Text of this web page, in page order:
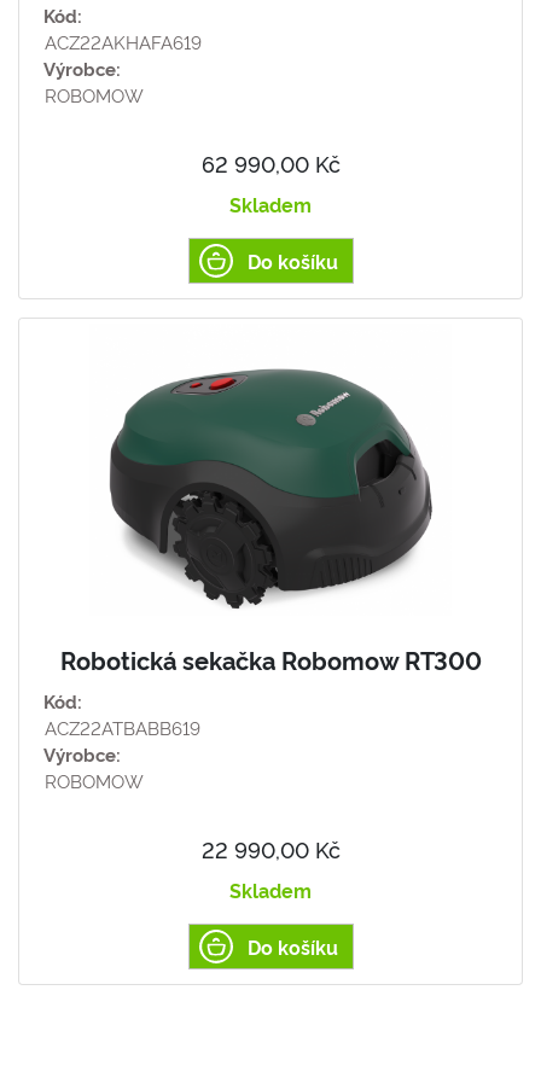
Kód:
ACZ22AKHAFA619
Výrobce:
ROBOMOW
62 990,00 Kč
Skladem
Do košíku
Robotická sekačka Robomow RT300
Kód:
ACZ22ATBABB619
Výrobce:
ROBOMOW
22 990,00 Kč
Skladem
Do košíku